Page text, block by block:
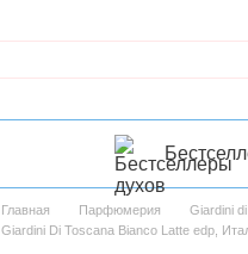
Главная Парфюмерия Giardini
Giardini Di Toscana Bianco Latte edp,